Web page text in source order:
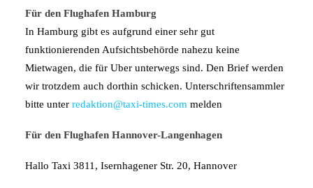
Für den Flughafen Hamburg
In Hamburg gibt es aufgrund einer sehr gut
funktionierenden Aufsichtsbehörde nahezu keine
Mietwagen, die für Uber unterwegs sind. Den Brief werden
wir trotzdem auch dorthin schicken. Unterschriftensammler
bitte unter redaktion@taxi-times.com melden
Für den Flughafen Hannover-Langenhagen
Hallo Taxi 3811, Isernhagener Str. 20, Hannover